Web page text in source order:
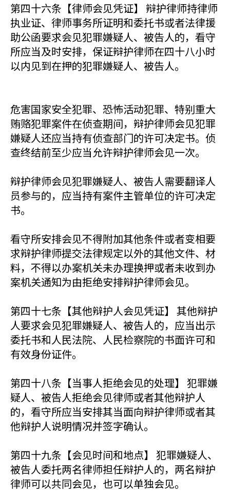
第四十六条【律师会见凭证】 辩护律师持律师
执业证、律师事务所证明和委托书或者法律援
助公函要求会见犯罪嫌疑人、被告人的，看守
所应当及时安排，保证辩护律师在四十八小时
以内见到在押的犯罪嫌疑人、被告人。
危害国家安全犯罪、恐怖活动犯罪、特别重大
贿赂犯罪案件在侦查期间，辩护律师会见犯罪
嫌疑人还应当持有侦查部门的许可决定书。侦
查终结前至少应当允许辩护律师会见一次。
辩护律师会见犯罪嫌疑人、被告人需要翻译人
员参与的，应当持有案件主管单位的许可决定
书。
看守所安排会见不得附加其他条件或者变相要
求辩护律师提交法律规定以外的其他文件、材
料，不得以办案机关未办理换押或者未收到办
案机关通知为由拒绝安排辩护律师会见。
第四十七条【其他辩护人会见凭证】 其他辩护
人要求会见犯罪嫌疑人、被告人的，应当出示
委托书和人民法院、人民检察院的书面许可和
有效身份证件。
第四十八条【当事人拒绝会见的处理】 犯罪嫌
疑人、被告人拒绝会见律师或者其他辩护人
的，看守所应当安排其当面向辩护律师或者其
他辩护人说明情况并签字确认。
第四十九条【会见时间和地点】 犯罪嫌疑人、
被告人委托两名律师担任辩护人的，两名辩护
律师可以共同会见，也可以单独会见。